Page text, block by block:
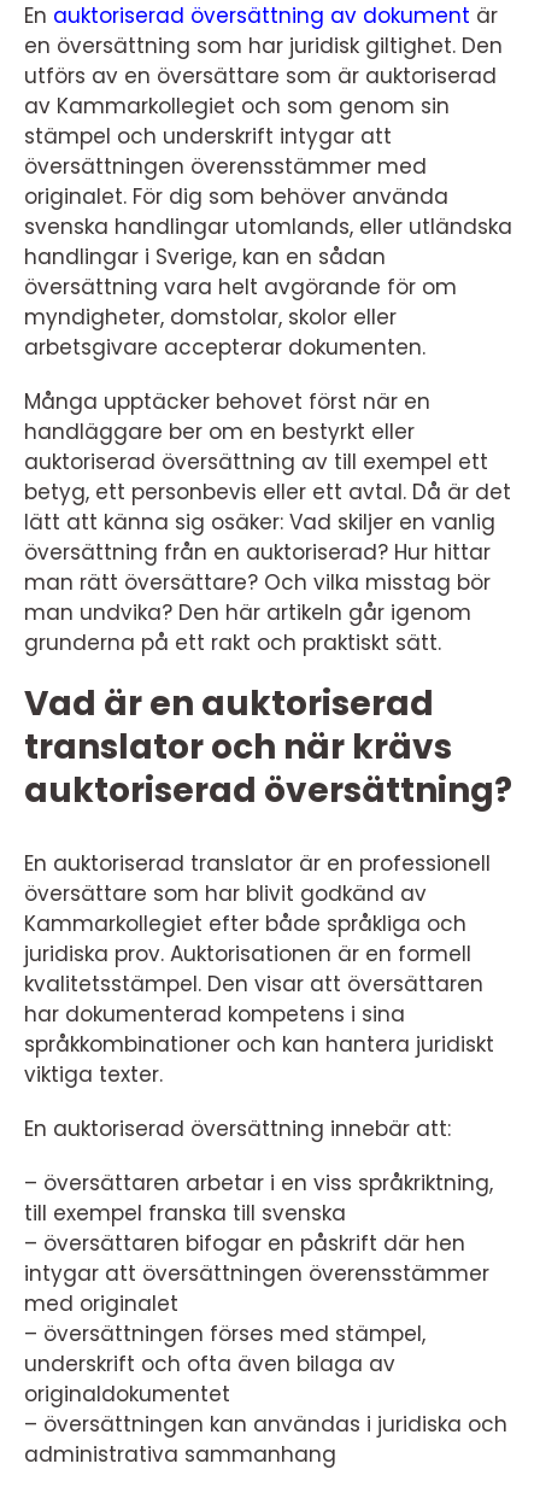
En auktoriserad översättning av dokument är
en översättning som har juridisk giltighet. Den
utförs av en översättare som är auktoriserad
av Kammarkollegiet och som genom sin
stämpel och underskrift intygar att
översättningen överensstämmer med
originalet. För dig som behöver använda
svenska handlingar utomlands, eller utländska
handlingar i Sverige, kan en sådan
översättning vara helt avgörande för om
myndigheter, domstolar, skolor eller
arbetsgivare accepterar dokumenten.
Många upptäcker behovet först när en
handläggare ber om en bestyrkt eller
auktoriserad översättning av till exempel ett
betyg, ett personbevis eller ett avtal. Då är det
lätt att känna sig osäker: Vad skiljer en vanlig
översättning från en auktoriserad? Hur hittar
man rätt översättare? Och vilka misstag bör
man undvika? Den här artikeln går igenom
grunderna på ett rakt och praktiskt sätt.
Vad är en auktoriserad
translator och när krävs
auktoriserad översättning?
En auktoriserad translator är en professionell
översättare som har blivit godkänd av
Kammarkollegiet efter både språkliga och
juridiska prov. Auktorisationen är en formell
kvalitetsstämpel. Den visar att översättaren
har dokumenterad kompetens i sina
språkkombinationer och kan hantera juridiskt
viktiga texter.
En auktoriserad översättning innebär att:
– översättaren arbetar i en viss språkriktning,
till exempel franska till svenska
– översättaren bifogar en påskrift där hen
intygar att översättningen överensstämmer
med originalet
– översättningen förses med stämpel,
underskrift och ofta även bilaga av
originaldokumentet
– översättningen kan användas i juridiska och
administrativa sammanhang